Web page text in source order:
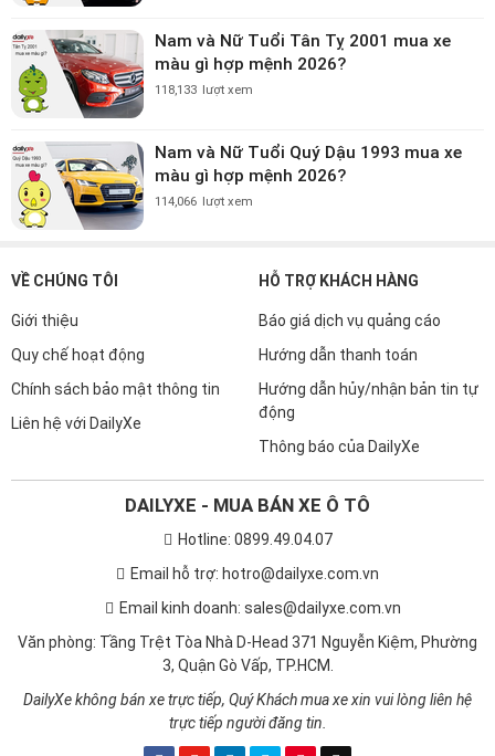
Nam và Nữ Tuổi Tân Tỵ 2001 mua xe
màu gì hợp mệnh 2026?
118,133 lượt xem
Nam và Nữ Tuổi Quý Dậu 1993 mua xe
màu gì hợp mệnh 2026?
114,066 lượt xem
VỀ CHÚNG TÔI
Giới thiệu
Quy chế hoạt động
Chính sách bảo mật thông tin
Liên hệ với DailyXe
HỖ TRỢ KHÁCH HÀNG
Báo giá dịch vụ quảng cáo
Hướng dẫn thanh toán
Hướng dẫn hủy/nhận bản tin tự
động
Thông báo của DailyXe
DAILYXE - MUA BÁN XE Ô TÔ
Hotline: 0899.49.04.07
Email hỗ trợ: hotro@dailyxe.com.vn
Email kinh doanh: sales@dailyxe.com.vn
Văn phòng: Tầng Trệt Tòa Nhà D-Head 371 Nguyễn Kiệm, Phường
3, Quận Gò Vấp, TP.HCM.
DailyXe không bán xe trực tiếp, Quý Khách mua xe xin vui lòng liên hệ
trực tiếp người đăng tin.